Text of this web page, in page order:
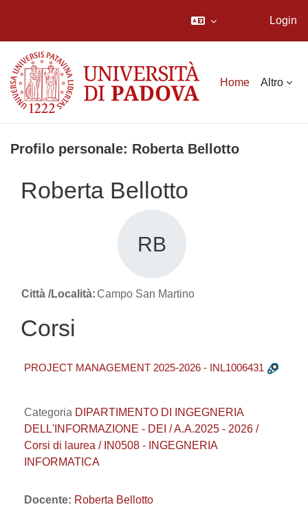
Login
Home Altro
Profilo personale: Roberta Bellotto
Roberta Bellotto
RB
Città /Località:Campo San Martino
Corsi
PROJECT MANAGEMENT 2025-2026 - INL1006431
Categoria DIPARTIMENTO DI INGEGNERIA
DELL'INFORMAZIONE - DEI / A.A.2025 - 2026 /
Corsi di laurea / IN0508 - INGEGNERIA
INFORMATICA
Docente: Roberta Bellotto